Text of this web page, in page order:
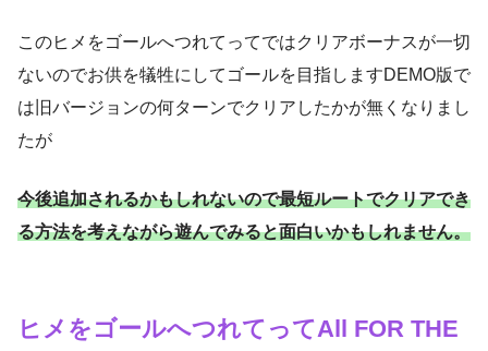
このヒメをゴールへつれてってではクリアボーナスが一切
ないのでお供を犠牲にしてゴールを目指しますDEMO版で
は旧バージョンの何ターンでクリアしたかが無くなりまし
たが
今後追加されるかもしれないので最短ルートでクリアでき
る方法を考えながら遊んでみると面白いかもしれません。
ヒメをゴールへつれてってAll FOR THE